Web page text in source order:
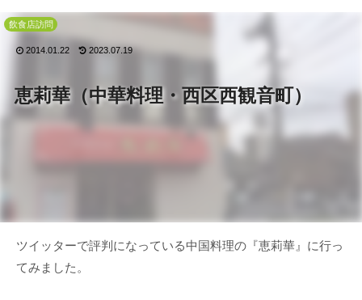
恵莉華（中華料理・西区西観音町）
飲食店訪問
2014.01.22 2023.07.19
ツイッターで評判になっている中国料理の『恵莉華』に行っ
てみました。